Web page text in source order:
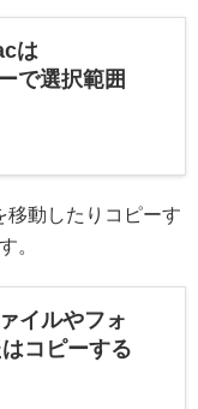
は
で選択範囲
移動したりコピーす
。
イルやフォ
コピーする